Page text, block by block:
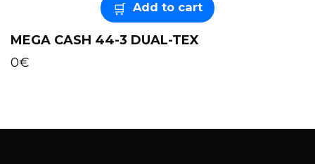
Add to cart
MEGA CASH 44-3 DUAL-TEX
0€